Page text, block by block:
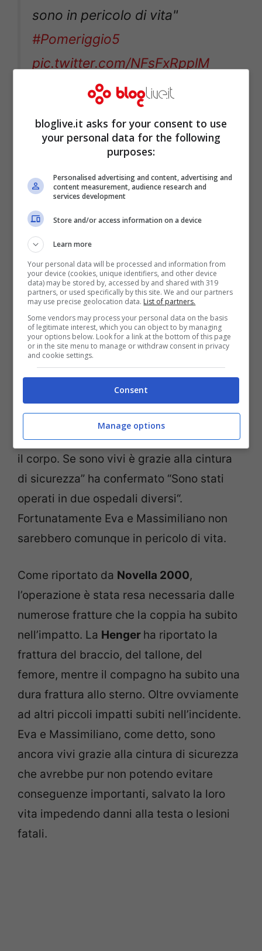
sono in pericolo di vita"
#Pomeriggio5
pic.twitter.com/NFsFxRpplM
— Pomeriggio 5
(@pomeriggio5)April 29, 2022
A confermare la notizia è stata
d’Ursoa Pomeriggio Cinque. “C’è stato un
incidente molto grave” ha annunciato la
conduttrice “Eva e Massimiliano stanno
davvero male, hanno varie fratture in tutto
il corpo. Se sono vivi è grazie alla cintura
di sicurezza” ha confermato “Sono stati
operati in due ospedali diversi“.
Fortunatamente Eva e Massimiliano non
sarebbero comunque in pericolo di vita.
Come riportato da Novella 2000,
l’operazione è stata resa necessaria dalle
numerose fratture che la coppia ha subito
nell’impatto. La Henger ha riportato la
frattura del braccio, del tallone, del
femore, mentre il compagno ha subito una
dura frattura allo sterno. Oltre ovviamente
ad altri piccoli impatti subiti nell’incidente.
Eva e Massimiliano, come detto, sono
ancora vivi grazie alla cintura di sicurezza
che avrebbe pur non potendo evitare
conseguenze importanti, salvato la loro
vita impedendo danni alla testa o lesioni
fatali.
bloglive.it asks for your consent to use
your personal data for the following
purposes:
Personalised advertising and content, advertising and
content measurement, audience research and
services development
Store and/or access information on a device
Learn more
Your personal data will be processed and information from
your device (cookies, unique identifiers, and other device
data) may be stored by, accessed by and shared with 319
partners, or used specifically by this site. We and our partners
may use precise geolocation data. List of partners.
Some vendors may process your personal data on the basis
of legitimate interest, which you can object to by managing
your options below. Look for a link at the bottom of this page
or in the site menu to manage or withdraw consent in privacy
and cookie settings.
Consent
Manage options